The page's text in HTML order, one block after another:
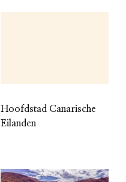
Hoofdstad Canarische
Eilanden